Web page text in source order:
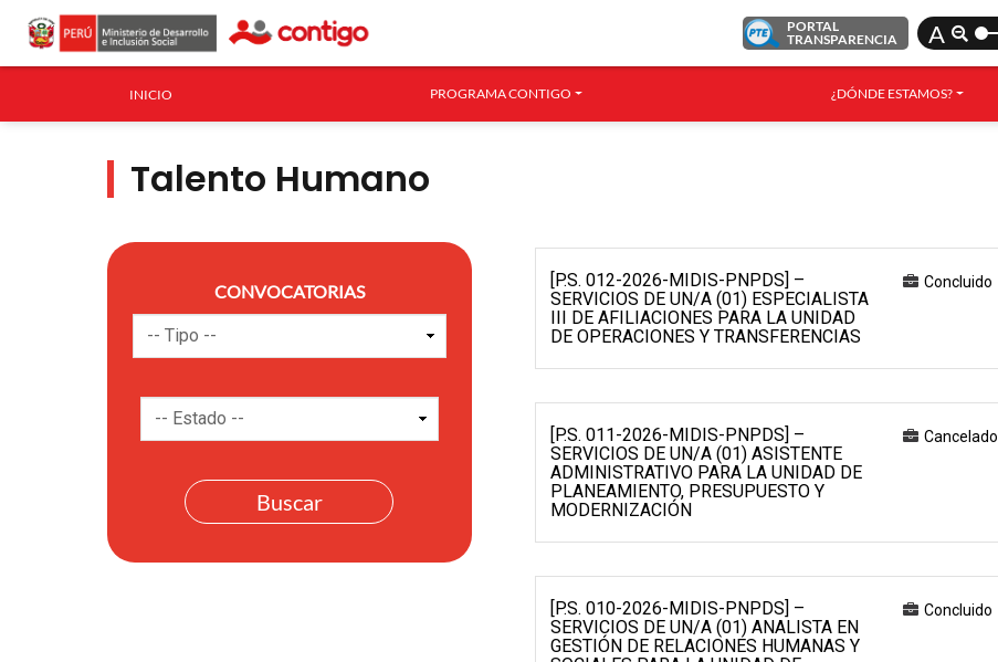
PORTAL
TRANSPARENCIA
A
INICIO PROGRAMA CONTIGO ¿DÓNDE ESTAMOS?
Talento Humano
CONVOCATORIAS
[P.S. 012-2026-MIDIS-PNPDS] –
SERVICIOS DE UN/A (01) ESPECIALISTA
III DE AFILIACIONES PARA LA UNIDAD
DE OPERACIONES Y TRANSFERENCIAS
Concluido
[P.S. 011-2026-MIDIS-PNPDS] –
SERVICIOS DE UN/A (01) ASISTENTE
ADMINISTRATIVO PARA LA UNIDAD DE
PLANEAMIENTO, PRESUPUESTO Y
MODERNIZACIÓN
Cancelado
[P.S. 010-2026-MIDIS-PNPDS] –
SERVICIOS DE UN/A (01) ANALISTA EN
GESTIÓN DE RELACIONES HUMANAS Y
Concluido